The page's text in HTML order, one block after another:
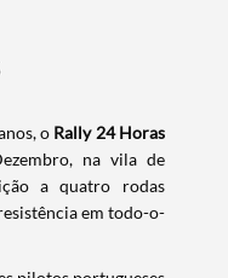
o Rally 24 Horas
na vila de
a quatro rodas
em todo-o-